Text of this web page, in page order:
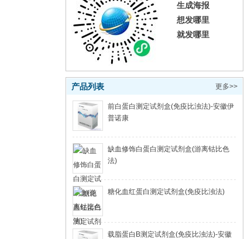
生成海报
想发哪里
就发哪里
更多>>
产品列表
前白蛋白测定试剂盒(免疫比浊法)-安徽伊
普诺康
缺血修饰白蛋白测定试剂盒(游离钴比色
法)
糖化血红蛋白测定试剂盒(免疫比浊法)
载脂蛋白B测定试剂盒(免疫比浊法)-安徽